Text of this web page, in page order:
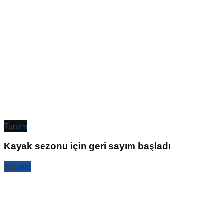
Turizm
Kayak sezonu için geri sayım başladı
Sonraki